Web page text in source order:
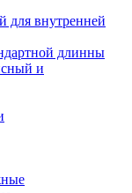
для внутренней
длинны
и